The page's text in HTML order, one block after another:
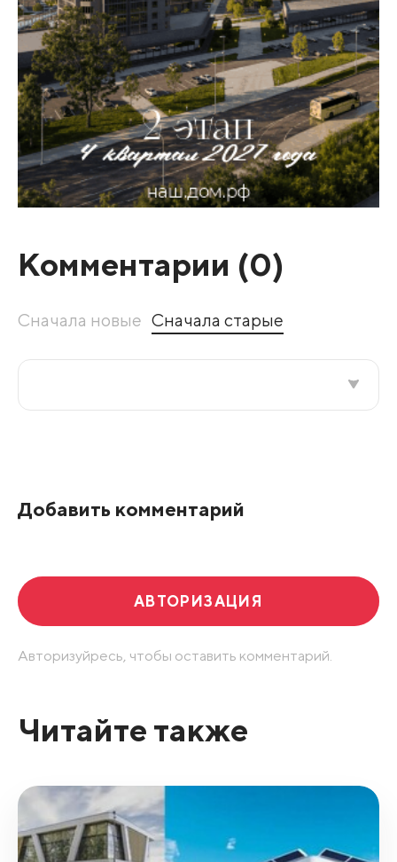
Комментарии (0)
Сначала новые Сначала старые
Добавить комментарий
АВТОРИЗАЦИЯ
Авторизуйресь, чтобы оставить комментарий.
Читайте также